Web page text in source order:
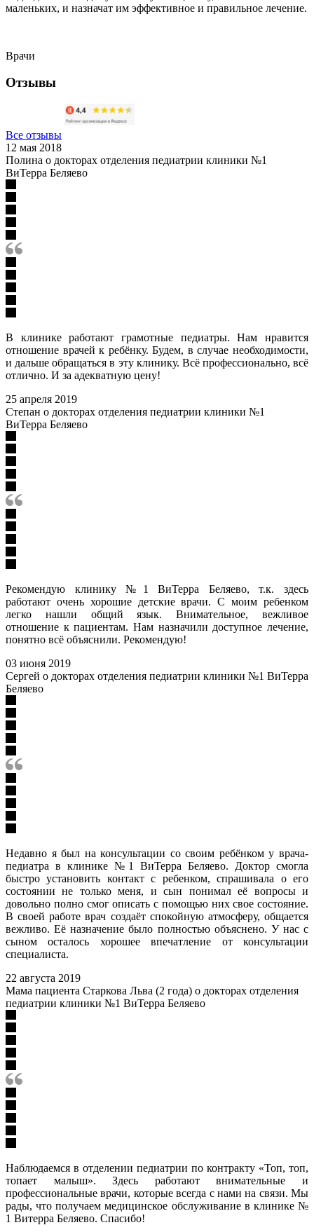
маленьких, и назначат им эффективное и правильное лечение.
Врачи
Отзывы
Все отзывы
12 мая 2018
Полина о докторах отделения педиатрии клиники №1
ВиТерра Беляево
В клинике работают грамотные педиатры. Нам нравится
отношение врачей к ребёнку. Будем, в случае необходимости,
и дальше обращаться в эту клинику. Всё профессионально, всё
отлично. И за адекватную цену!
25 апреля 2019
Степан о докторах отделения педиатрии клиники №1
ВиТерра Беляево
Рекомендую клинику №1 ВиТерра Беляево, т.к. здесь
работают очень хорошие детские врачи. С моим ребенком
легко нашли общий язык. Внимательное, вежливое
отношение к пациентам. Нам назначили доступное лечение,
понятно всё объяснили. Рекомендую!
03 июня 2019
Сергей о докторах отделения педиатрии клиники №1 ВиТерра
Беляево
Недавно я был на консультации со своим ребёнком у врача-
педиатра в клинике №1 ВиТерра Беляево. Доктор смогла
быстро установить контакт с ребенком, спрашивала о его
состоянии не только меня, и сын понимал её вопросы и
довольно полно смог описать с помощью них свое состояние.
В своей работе врач создаёт спокойную атмосферу, общается
вежливо. Её назначение было полностью объяснено. У нас с
сыном осталось хорошее впечатление от консультации
специалиста.
22 августа 2019
Мама пациента Старкова Льва (2 года) о докторах отделения
педиатрии клиники №1 ВиТерра Беляево
Наблюдаемся в отделении педиатрии по контракту «Топ, топ,
топает малыш». Здесь работают внимательные и
профессиональные врачи, которые всегда с нами на связи. Мы
рады, что получаем медицинское обслуживание в клинике №
1 Витерра Беляево. Спасибо!